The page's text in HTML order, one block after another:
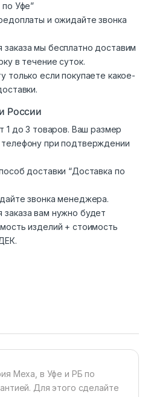
Уфе”
и ожидайте звонка
мы бесплатно доставим
в течение суток.
только если покупаете какое-
России
1 до 3 товаров. Ваш размер
при подтверждении
доставки “Доставка по
звонка менеджера.
вам нужно будет
изделий + стоимость
Меха, в Уфе и РБ по
Для этого сделайте